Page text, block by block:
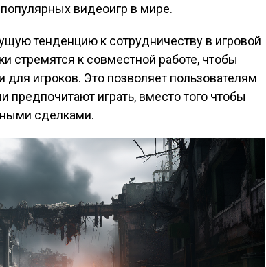
видеоигр в мире.
тенденцию к сотрудничеству в игровой
стремятся к совместной работе, чтобы
игроков. Это позволяет пользователям
предпочитают играть, вместо того чтобы
сделками.